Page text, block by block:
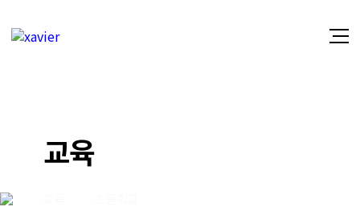
교육